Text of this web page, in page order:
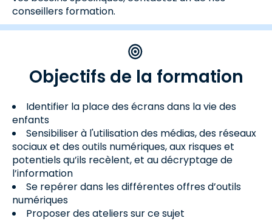
conseillers formation.
Objectifs de la formation
Identifier la place des écrans dans la vie des
enfants
Sensibiliser à l'utilisation des médias, des réseaux
sociaux et des outils numériques, aux risques et
potentiels qu’ils recèlent, et au décryptage de
l’information
Se repérer dans les différentes offres d’outils
numériques
Proposer des ateliers sur ce sujet